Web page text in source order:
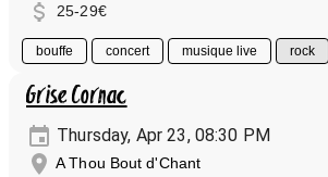
25-29€
bouffe concert musique live rock
Grise Cornac
Thursday, Apr 23, 08:30 PM
A Thou Bout d'Chant